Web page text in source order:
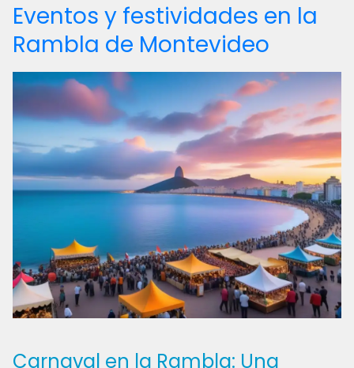
Eventos y festividades en la
Rambla de Montevideo
Carnaval en la Rambla: Una